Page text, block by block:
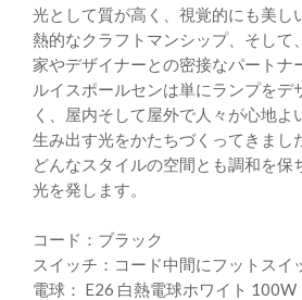
光として質が高く、視覚的にも美し
熱的なクラフトマンシップ、そして
家やデザイナーとの密接なパートナ
ルイスポールセンは単にランプをデ
く、屋内そして屋外で人々が心地よ
生み出す光をかたちづくってきまし
どんなスタイルの空間とも調和を保
光を発します。
コード：ブラック
スイッチ：コード中間にフットスイ
電球： E26 白熱電球ホワイト 100W